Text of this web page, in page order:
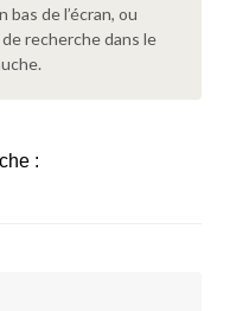
bas de l’écran, ou
recherche dans le
: